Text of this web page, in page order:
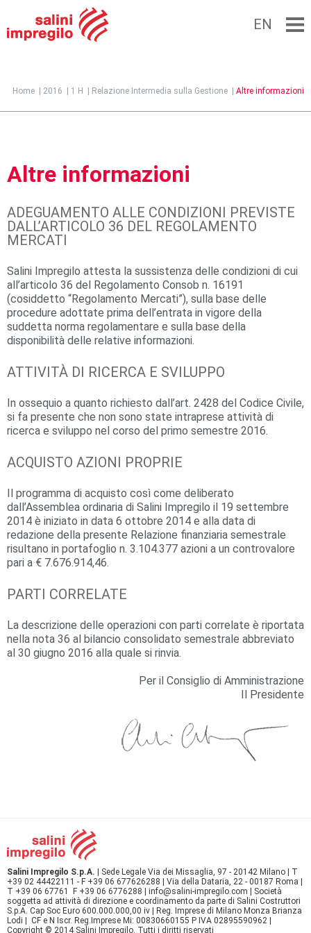
EN
Home 2016 1 H Relazione Intermedia sulla Gestione Altre informazioni
Altre informazioni
ADEGUAMENTO ALLE CONDIZIONI PREVISTE
DALL’ARTICOLO 36 DEL REGOLAMENTO
MERCATI
Salini Impregilo attesta la sussistenza delle condizioni di cui
all’articolo 36 del Regolamento Consob n. 16191
(cosiddetto “Regolamento Mercati”), sulla base delle
procedure adottate prima dell’entrata in vigore della
suddetta norma regolamentare e sulla base della
disponibilità delle relative informazioni.
ATTIVITÀ DI RICERCA E SVILUPPO
In ossequio a quanto richiesto dall’art. 2428 del Codice Civile,
si fa presente che non sono state intraprese attività di
ricerca e sviluppo nel corso del primo semestre 2016.
ACQUISTO AZIONI PROPRIE
Il programma di acquisto così come deliberato
dall’Assemblea ordinaria di Salini Impregilo il 19 settembre
2014 è iniziato in data 6 ottobre 2014 e alla data di
redazione della presente Relazione finanziaria semestrale
risultano in portafoglio n. 3.104.377 azioni a un controvalore
pari a € 7.676.914,46.
PARTI CORRELATE
La descrizione delle operazioni con parti correlate è riportata
nella nota 36 al bilancio consolidato semestrale abbreviato
al 30 giugno 2016 alla quale si rinvia.
Per il Consiglio di Amministrazione
Il Presidente
Salini Impregilo S.p.A. | Sede Legale Via dei Missaglia, 97 - 20142 Milano | T
+39 02 44422111 - F +39 06 677626288 | Via della Dataria, 22 - 00187 Roma |
T +39 06 67761 F +39 06 6776288 | info@salini-impregilo.com | Società
soggetta ad attività di direzione e coordinamento da parte di Salini Costruttori
S.p.A. Cap Soc Euro 600.000.000,00 iv | Reg. Imprese di Milano Monza Brianza
Lodi | CF e N Iscr. Reg.Imprese Mi: 00830660155 P IVA 02895590962 |
Copyright © 2014 Salini Impregilo. Tutti i diritti riservati